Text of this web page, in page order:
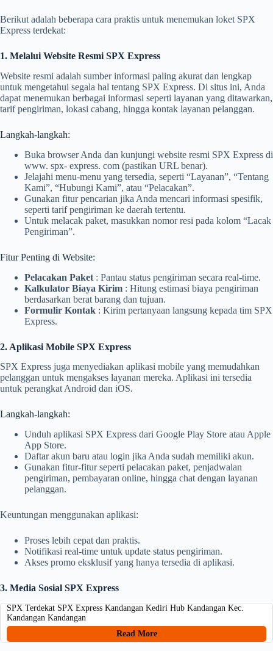
Berikut adalah beberapa cara praktis untuk menemukan loket SPX
Express terdekat:
1. Melalui Website Resmi SPX Express
Website resmi adalah sumber informasi paling akurat dan lengkap
untuk mengetahui segala hal tentang SPX Express. Di situs ini, Anda
dapat menemukan berbagai informasi seperti layanan yang ditawarkan,
tarif pengiriman, lokasi cabang, hingga kontak layanan pelanggan.
Langkah-langkah:
Buka browser Anda dan kunjungi website resmi SPX Express di
www. spx- express. com (pastikan URL benar).
Jelajahi menu-menu yang tersedia, seperti “Layanan”, “Tentang
Kami”, “Hubungi Kami”, atau “Pelacakan”.
Gunakan fitur pencarian jika Anda mencari informasi spesifik,
seperti tarif pengiriman ke daerah tertentu.
Untuk melacak paket, masukkan nomor resi pada kolom “Lacak
Pengiriman”.
Fitur Penting di Website:
Pelacakan Paket : Pantau status pengiriman secara real-time.
Kalkulator Biaya Kirim : Hitung estimasi biaya pengiriman
berdasarkan berat barang dan tujuan.
Formulir Kontak : Kirim pertanyaan langsung kepada tim SPX
Express.
2. Aplikasi Mobile SPX Express
SPX Express juga menyediakan aplikasi mobile yang memudahkan
pelanggan untuk mengakses layanan mereka. Aplikasi ini tersedia
untuk perangkat Android dan iOS.
Langkah-langkah:
Unduh aplikasi SPX Express dari Google Play Store atau Apple
App Store.
Daftar akun baru atau login jika Anda sudah memiliki akun.
Gunakan fitur-fitur seperti pelacakan paket, penjadwalan
pengiriman, pembayaran online, hingga chat dengan layanan
pelanggan.
Keuntungan menggunakan aplikasi:
Proses lebih cepat dan praktis.
Notifikasi real-time untuk update status pengiriman.
Akses promo eksklusif yang hanya tersedia di aplikasi.
3. Media Sosial SPX Express
SPX Terdekat SPX Express Kandangan Kediri Hub Kandangan Kec.
Kandangan Kandangan
Read More